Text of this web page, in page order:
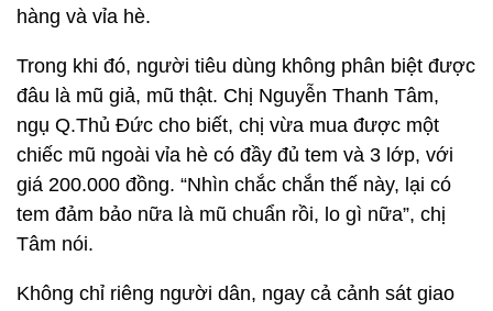
hàng và vỉa hè.
Trong khi đó, người tiêu dùng không phân biệt được
đâu là mũ giả, mũ thật. Chị Nguyễn Thanh Tâm,
ngụ Q.Thủ Đức cho biết, chị vừa mua được một
chiếc mũ ngoài vỉa hè có đầy đủ tem và 3 lớp, với
giá 200.000 đồng. “Nhìn chắc chắn thế này, lại có
tem đảm bảo nữa là mũ chuẩn rồi, lo gì nữa”, chị
Tâm nói.
Không chỉ riêng người dân, ngay cả cảnh sát giao